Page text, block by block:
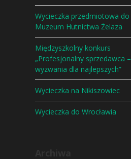
Wycieczka przedmiotowa do
Muzeum Hutnictwa Żelaza
Międzyszkolny konkurs
„Profesjonalny sprzedawca –
wyzwania dla najlepszych”
Wycieczka na Nikiszowiec
Wycieczka do Wrocławia